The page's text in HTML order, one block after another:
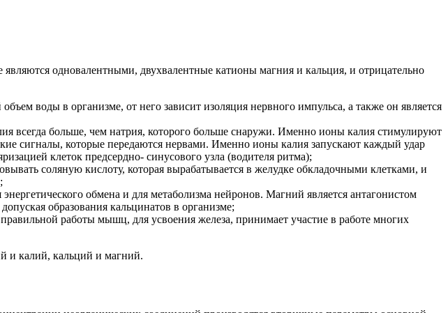
одновалентными, двухвалентные катионы магния и кальция, и отрицательно
воды в организме, от него зависит изоляция нервного импульса, а также он является
всегда больше, чем натрия, которого больше снаружи. Именно ионы калия стимулируют
сигналы, которые передаются нервами. Именно ионы калия запускают каждый удар
клеток предсердно- синусового узла (водителя ритма);
соляную кислоту, которая вырабатывается в желудке обкладочными клетками, и
обмена и для метаболизма нейронов. Магний является антагонистом
образования кальцинатов в организме;
работы мышц, для усвоения железа, принимает участие в работе многих
и калий, кальций и магний.